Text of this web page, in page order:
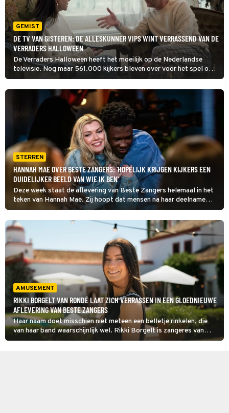
GEMIST
DE TV VAN GISTEREN: DE ALLESKUNNER VIPS WINT VERRASSEND VAN DE
VERRADERS HALLOWEEN
De Verraders Halloween heeft het moeilijk op de Nederlandse
televisie. Nog maar 561.000 kijkers bleven over voor het spel op
televisie. De Alleskunner VIPS stijgt er zelfs bovenuit met
572.000 mensen voor de buis.
STERREN
HANNAH MAE OVER BESTE ZANGERS: 'HOPELIJK KRIJGEN KIJKERS EEN
DUIDELIJKER BEELD VAN WIE IK BEN'
Deze week staat de aflevering van Beste Zangers helemaal in het
teken van Hannah Mae. Zij hoopt dat mensen na haar deelname
haar hoofd aan haar liedjes gaan koppelen.
AMUSEMENT
RIKKI BORGELT VAN RONDÉ LAAT ZICH VERRASSEN IN EEN GLOEDNIEUWE
AFLEVERING VAN BESTE ZANGERS
Haar naam doet misschien niet meteen een belletje rinkelen, die
van haar band waarschijnlijk wel. Rikki Borgelt is zangeres van
Rondé en met de band scoorde ze hits als 'Bright eyes', 'Love